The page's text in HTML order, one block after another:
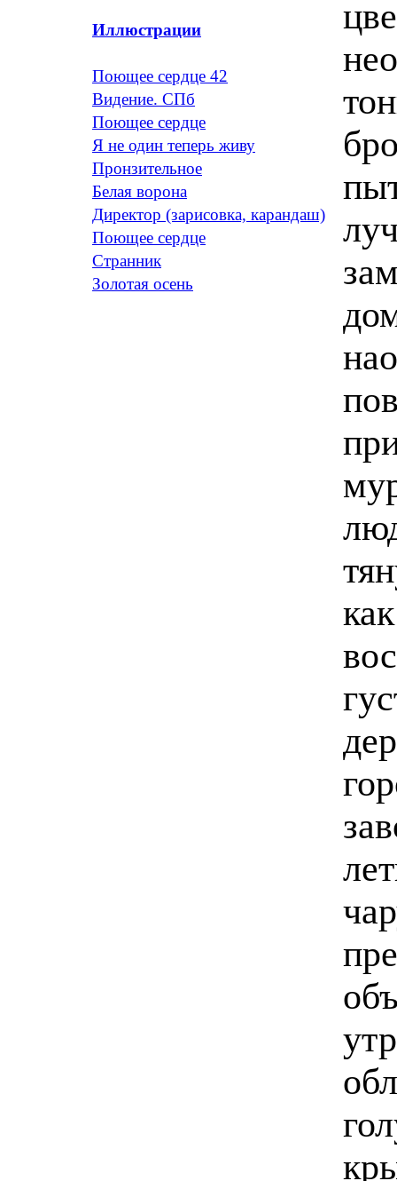
Иллюстрации
Поющее сердце 42
Видение. СПб
Поющее сердце
Я не один теперь живу
Пронзительное
Белая ворона
Директор (зарисовка, карандаш)
Поющее сердце
Странник
Золотая осень